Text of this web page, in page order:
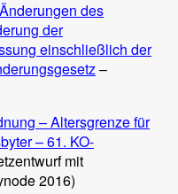
des
der
einschließlich der
–
– Altersgrenze für
– 61. KO-
mit
2016)